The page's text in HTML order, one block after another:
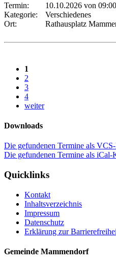
Termin:
10.10.2026 von 09:00
Kategorie:
Verschiedenes
Ort:
Rathausplatz
1
2
3
4
weiter
Downloads
Die gefundenen Termine als
Die gefundenen Termine als
Quicklinks
Kontakt
Inhaltsverzeichnis
Impressum
Datenschutz
Erklärung zur
Gemeinde Mammendorf